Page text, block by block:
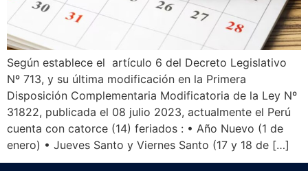
Según establece el artículo 6 del Decreto Legislativo
Nº 713, y su última modificación en la Primera
Disposición Complementaria Modificatoria de la Ley Nº
31822, publicada el 08 julio 2023, actualmente el Perú
cuenta con catorce (14) feriados : • Año Nuevo (1 de
enero) • Jueves Santo y Viernes Santo (17 y 18 de […]